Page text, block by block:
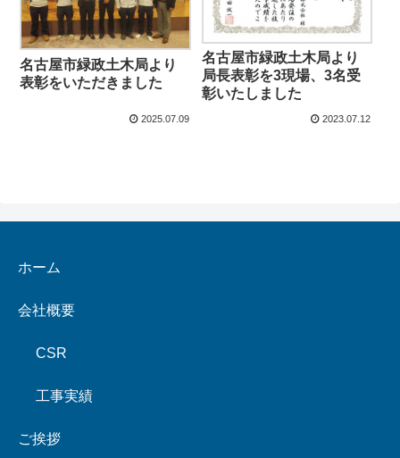
名古屋市緑政土木局より
表彰をいただきました
2025.07.09
名古屋市緑政土木局より
局長表彰を3現場、3名受
彰いたしました
2023.07.12
ホーム
会社概要
CSR
工事実績
ご挨拶